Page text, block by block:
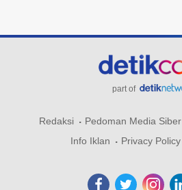
part of
Redaksi Pedoman Media Siber
Info Iklan
Privacy Policy